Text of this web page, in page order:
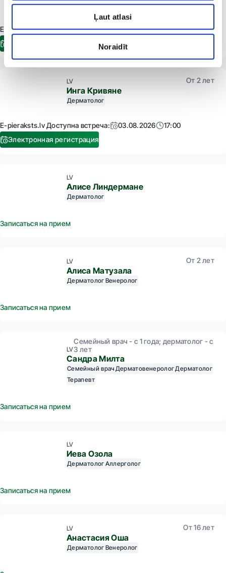
Ļaut atlasi
Noraidīt
Дерматолог
E-pieraksts.lv Доступна встреча: 03.09.2026
13:40
LV От 2 лет
Инга Кривяне
Дерматолог
E-pieraksts.lv Доступна встреча: 03.08.2026
17:00
Электронная регистрация
LV
Алисе Линдермане
Дерматолог
Записаться на прием
LV От 2 лет
Алиса Матузала
Дерматолог Венеролог
Записаться на прием
LV
Семейный врач - с 1 года; дерматолог - с
3 лет
Сандра Милта
Cемейный врач ДерматовенерологДерматолог
Терапевт
Записаться на прием
LV
Иева Озола
Дерматолог Аллерголог
Записаться на прием
LV От 16 лет
Анастасия Оша
Дерматолог Венеролог